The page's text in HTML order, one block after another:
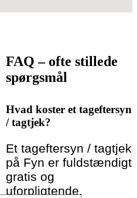
FAQ – ofte stillede
spørgsmål
Hvad koster et tageftersyn
/ tagtjek?
Et tageftersyn / tagtjek
på Fyn er fuldstændigt
gratis og
uforpligtende.